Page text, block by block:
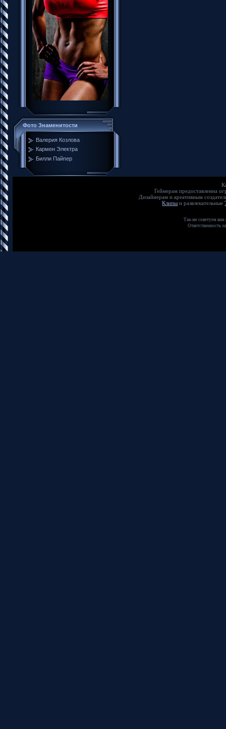
Фото Знаменитости
Валерия Козлова
Кармен Электра
Билли Пайпер
Геймерам предоставленна
Дизайнерам и креативным
Клипы и развлекательные
Так-же советуем
Ответственность